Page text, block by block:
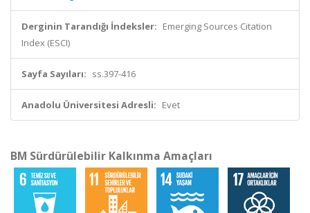
Derginin Tarandığı İndeksler: Emerging Sources Citation
Index (ESCI)
Sayfa Sayıları: ss.397-416
Anadolu Üniversitesi Adresli: Evet
BM Sürdürülebilir Kalkınma Amaçları